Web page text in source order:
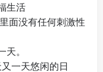
生活
面没有任何刺激性
天。
一天悠闲的日